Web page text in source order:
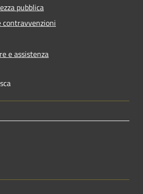
pubblica
e assistenza